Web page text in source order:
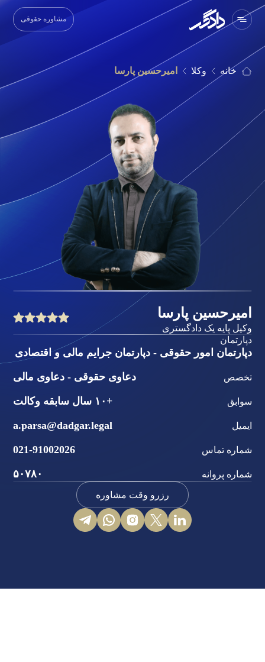
مشاوره حقوقی
خانه وکلا امیرحسین پارسا
امیرحسین پارسا
وکیل پایه یک دادگستری
دپارتمان
دپارتمان امور حقوقی - دپارتمان جرایم مالی و اقتصادی
تخصص دعاوی حقوقی - دعاوی مالی
سوابق +۱۰ سال سابقه وکالت
ایمیل a.parsa@dadgar.legal
شماره تماس 021-91002026
شماره پروانه ۵۰۷۸۰
رزرو وقت مشاوره